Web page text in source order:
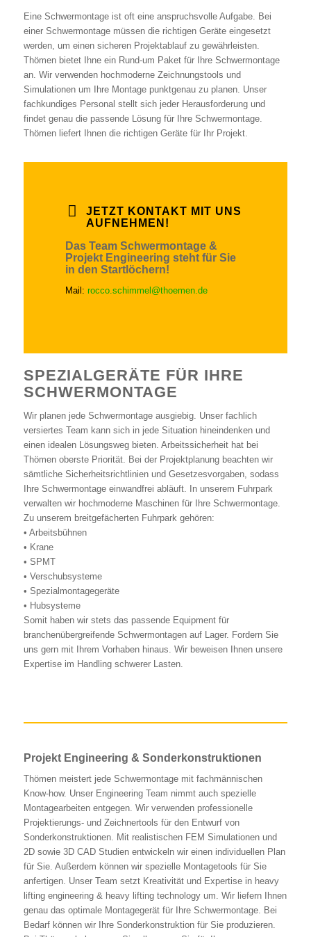
Eine Schwermontage ist oft eine anspruchsvolle Aufgabe. Bei
einer Schwermontage müssen die richtigen Geräte eingesetzt
werden, um einen sicheren Projektablauf zu gewährleisten.
Thömen bietet Ihne ein Rund-um Paket für Ihre Schwermontage
an. Wir verwenden hochmoderne Zeichnungstools und
Simulationen um Ihre Montage punktgenau zu planen. Unser
fachkundiges Personal stellt sich jeder Herausforderung und
findet genau die passende Lösung für Ihre Schwermontage.
Thömen liefert Ihnen die richtigen Geräte für Ihr Projekt.
JETZT KONTAKT MIT UNS
AUFNEHMEN!
Das Team Schwermontage &
Projekt Engineering steht für Sie
in den Startlöchern!
Mail: rocco.schimmel@thoemen.de
SPEZIALGERÄTE FÜR IHRE
SCHWERMONTAGE
Wir planen jede Schwermontage ausgiebig. Unser fachlich
versiertes Team kann sich in jede Situation hineindenken und
einen idealen Lösungsweg bieten. Arbeitssicherheit hat bei
Thömen oberste Priorität. Bei der Projektplanung beachten wir
sämtliche Sicherheitsrichtlinien und Gesetzesvorgaben, sodass
Ihre Schwermontage einwandfrei abläuft. In unserem Fuhrpark
verwalten wir hochmoderne Maschinen für Ihre Schwermontage.
Zu unserem breitgefächerten Fuhrpark gehören:
• Arbeitsbühnen
• Krane
• SPMT
• Verschubsysteme
• Spezialmontagegeräte
• Hubsysteme
Somit haben wir stets das passende Equipment für
branchenübergreifende Schwermontagen auf Lager. Fordern Sie
uns gern mit Ihrem Vorhaben hinaus. Wir beweisen Ihnen unsere
Expertise im Handling schwerer Lasten.
Projekt Engineering & Sonderkonstruktionen
Thömen meistert jede Schwermontage mit fachmännischen
Know-how. Unser Engineering Team nimmt auch spezielle
Montagearbeiten entgegen. Wir verwenden professionelle
Projektierungs- und Zeichnertools für den Entwurf von
Sonderkonstruktionen. Mit realistischen FEM Simulationen und
2D sowie 3D CAD Studien entwickeln wir einen individuellen Plan
für Sie. Außerdem können wir spezielle Montagetools für Sie
anfertigen. Unser Team setzt Kreativität und Expertise in heavy
lifting engineering & heavy lifting technology um. Wir liefern Ihnen
genau das optimale Montagegerät für Ihre Schwermontage. Bei
Bedarf können wir Ihre Sonderkonstruktion für Sie produzieren.